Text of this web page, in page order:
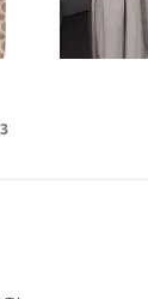
등록된 문의가 없습니다.